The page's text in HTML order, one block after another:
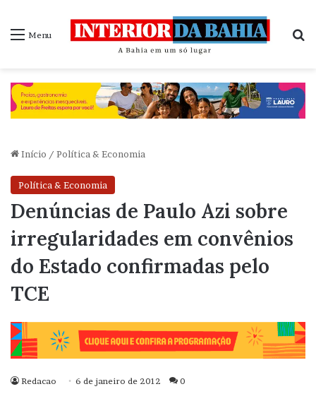
Menu
Início / Política & Economia
Política & Economia
Denúncias de Paulo Azi sobre
irregularidades em convênios
do Estado confirmadas pelo
TCE
Redacao 6 de janeiro de 2012 0